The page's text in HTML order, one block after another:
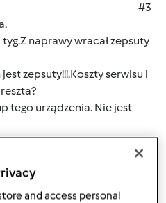
#3
tyg.Z naprawy wracał zepsuty
zepsuty!!!.Koszty serwisu i
tego urządzenia. Nie jest
and access personal